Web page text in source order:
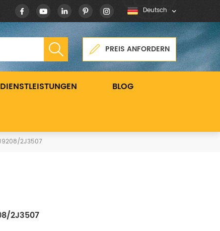
Deutsch
PREIS ANFORDERN
DIENSTLEISTUNGEN BLOG
2J3507
2J3507